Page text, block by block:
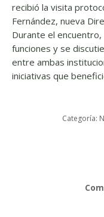
recibió la visita
Fernández, nueva
Durante el
funciones y se
entre ambas
iniciativas que
Categoría: